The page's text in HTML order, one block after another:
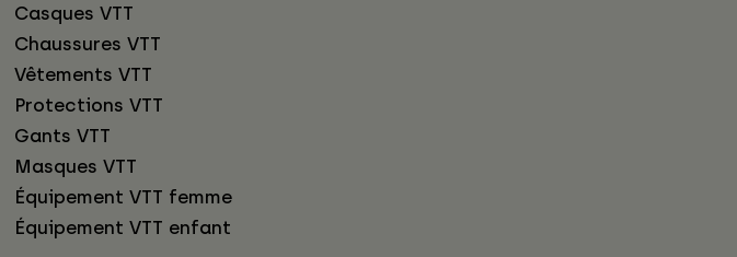
Casques VTT
Chaussures VTT
Vêtements VTT
Protections VTT
Gants VTT
Masques VTT
Équipement VTT femme
Équipement VTT enfant